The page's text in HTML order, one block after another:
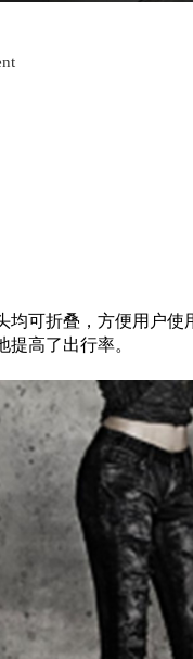
折叠，方便用户使
高了出行率。